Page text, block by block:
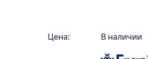
Цена: В наличии